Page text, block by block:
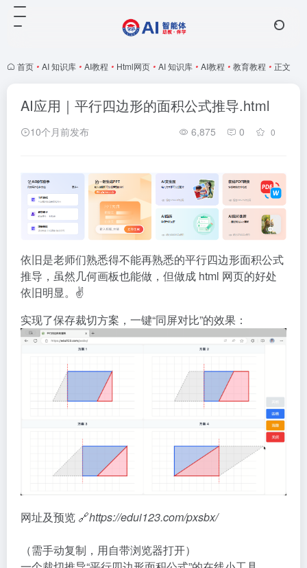
首页 • AI 知识库 • AI教程 • Html网页 • AI 知识库 • AI教程 • 教育教程 • 正文
AI应用｜平行四边形的面积公式推导.html
10个月前发布 6,875 0 0
依旧是老师们熟悉得不能再熟悉的平行四边形面积公式
推导，虽然几何画板也能做，但做成 html 网页的好处
依旧明显。✌️
实现了保存裁切方案，一键“同屏对比”的效果：
网址及预览 🔗https://edui123.com/pxsbx/
（需手动复制，用自带浏览器打开）